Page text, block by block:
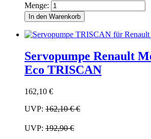
Menge:
In den Warenkorb
Servopumpe Renault
Eco TRISCAN
162,10 €
UVP: 162,10 €€
UVP: 192,90 €